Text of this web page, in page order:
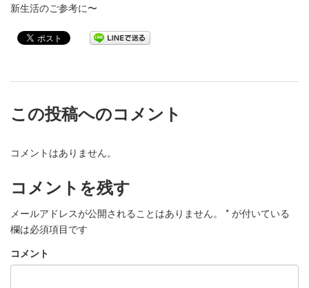
新生活のご参考に〜
この投稿へのコメント
コメントはありません。
コメントを残す
メールアドレスが公開されることはありません。 * が付いている
欄は必須項目です
コメント